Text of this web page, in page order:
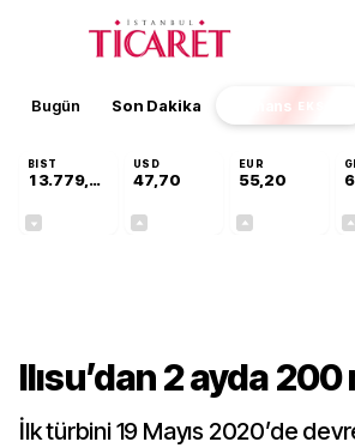
Bugün Son Dakika Finans EKSTRA
BIST
13.779,39
USD
47,70
EUR
55,20
Ilısu’dan 2 ayda
İlk türbini 19 Mayıs 2020’de